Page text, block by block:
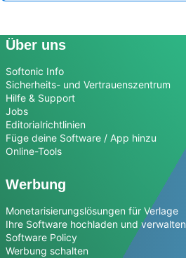
Über uns
Softonic Info
Sicherheits- und Vertrauenszentrum
Hilfe & Support
Jobs
Editorialrichtlinien
Füge deine Software / App hinzu
Online-Tools
Werbung
Monetarisierungslösungen für Verlage
Ihre Software hochladen und verwalten
Software Policy
Werbung schalten